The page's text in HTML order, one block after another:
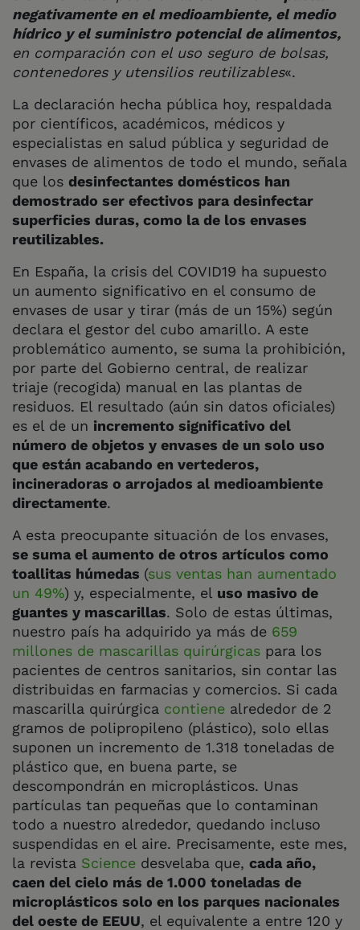
negativamente en el medioambiente, el medio
hídrico y el suministro potencial de alimentos,
en comparación con el uso seguro de bolsas,
contenedores y utensilios reutilizables«.
La declaración hecha pública hoy, respaldada
por científicos, académicos, médicos y
especialistas en salud pública y seguridad de
envases de alimentos de todo el mundo, señala
que los desinfectantes domésticos han
demostrado ser efectivos para desinfectar
superficies duras, como la de los envases
reutilizables.
En España, la crisis del COVID19 ha supuesto
un aumento significativo en el consumo de
envases de usar y tirar (más de un 15%) según
declara el gestor del cubo amarillo. A este
problemático aumento, se suma la prohibición,
por parte del Gobierno central, de realizar
triaje (recogida) manual en las plantas de
residuos. El resultado (aún sin datos oficiales)
es el de un incremento significativo del
número de objetos y envases de un solo uso
que están acabando en vertederos,
incineradoras o arrojados al medioambiente
directamente.
A esta preocupante situación de los envases,
se suma el aumento de otros artículos como
toallitas húmedas (sus ventas han aumentado
un 49%) y, especialmente, el uso masivo de
guantes y mascarillas. Solo de estas últimas,
nuestro país ha adquirido ya más de 659
millones de mascarillas quirúrgicas para los
pacientes de centros sanitarios, sin contar las
distribuidas en farmacias y comercios. Si cada
mascarilla quirúrgica contiene alrededor de 2
gramos de polipropileno (plástico), solo ellas
suponen un incremento de 1.318 toneladas de
plástico que, en buena parte, se
descompondrán en microplásticos. Unas
partículas tan pequeñas que lo contaminan
todo a nuestro alrededor, quedando incluso
suspendidas en el aire. Precisamente, este mes,
la revista Science desvelaba que, cada año,
caen del cielo más de 1.000 toneladas de
microplásticos solo en los parques nacionales
del oeste de EEUU, el equivalente a entre 120 y